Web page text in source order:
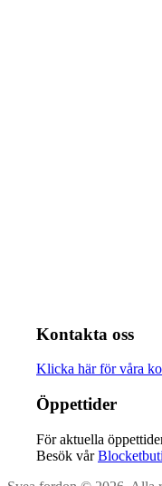
Kontakta oss
Klicka här för våra
Öppettider
För aktuella
Besök vår